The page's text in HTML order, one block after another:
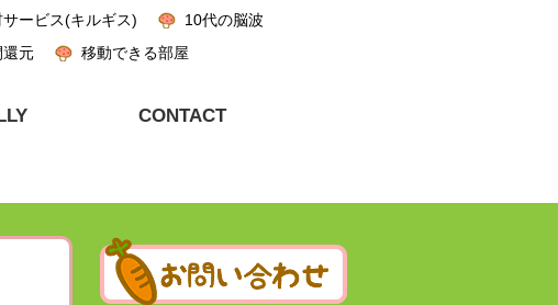
サービス(キルギス)
10代の脳波
還元
移動できる部屋
CONTACT